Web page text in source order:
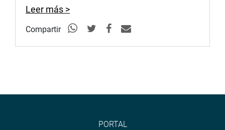
Leer más >
Compartir
PORTAL